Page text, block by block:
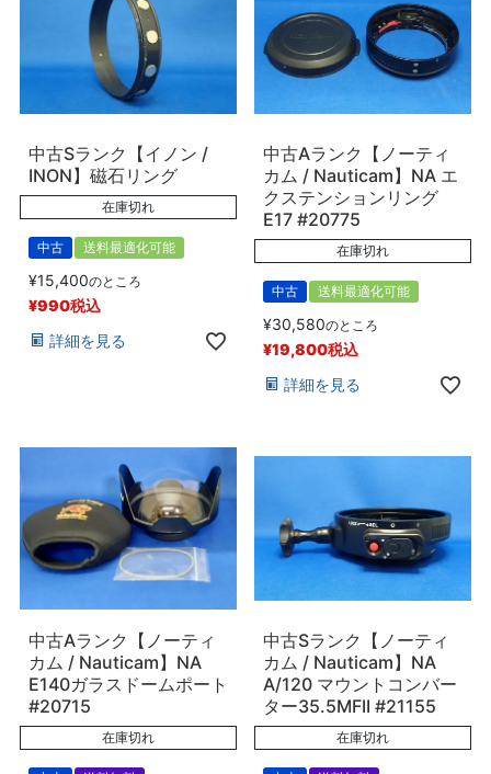
中古Sランク【イノン /
INON】磁石リング
在庫切れ
中古 送料最適化可能
¥15,400のところ
¥990税込
詳細を見る
中古Aランク【ノーティ
カム / Nauticam】NA エ
クステンションリング
E17 #20775
在庫切れ
中古 送料最適化可能
¥30,580のところ
¥19,800税込
詳細を見る
中古Aランク【ノーティ
カム / Nauticam】NA
E140ガラスドームポート
#20715
在庫切れ
中古Sランク【ノーティ
カム / Nauticam】NA
A/120 マウントコンバー
ター35.5MFII #21155
在庫切れ